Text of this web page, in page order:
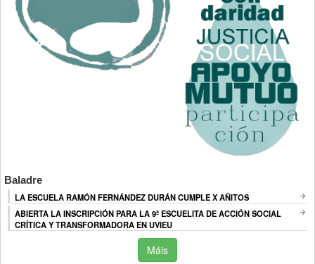
Baladre
LA ESCUELA RAMÓN FERNÁNDEZ DURÁN CUMPLE X AÑITOS
ABIERTA LA INSCRIPCIÓN PARA LA 9ª ESCUELITA DE ACCIÓN SOCIAL
CRÍTICA Y TRANSFORMADORA EN UVIEU
Máis